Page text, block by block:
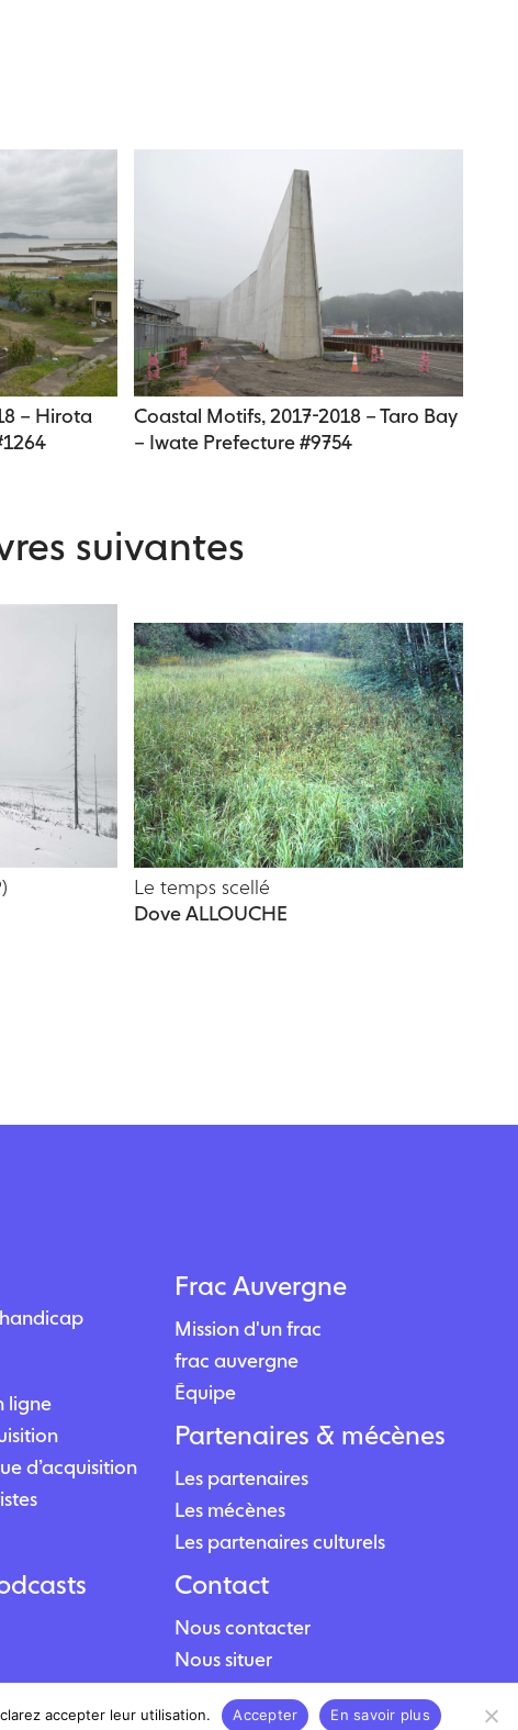
– Hirota
Coastal Motifs, 2017-2018 – Taro Bay
– Iwate Prefecture #9754
suivantes
Le temps scellé
Dove ALLOUCHE
ligne
d’acquisition
Frac Auvergne
Mission d'un frac
frac auvergne
Équipe
Partenaires & mécènes
Les partenaires
Les mécènes
Les partenaires culturels
Contact
Nous contacter
Nous situer
accepter leur utilisation. Accepter En savoir plus